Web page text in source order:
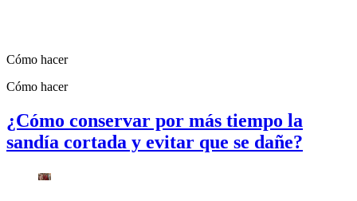
Cómo hacer
Cómo hacer
¿Cómo conservar por más tiempo la
sandía cortada y evitar que se dañe?